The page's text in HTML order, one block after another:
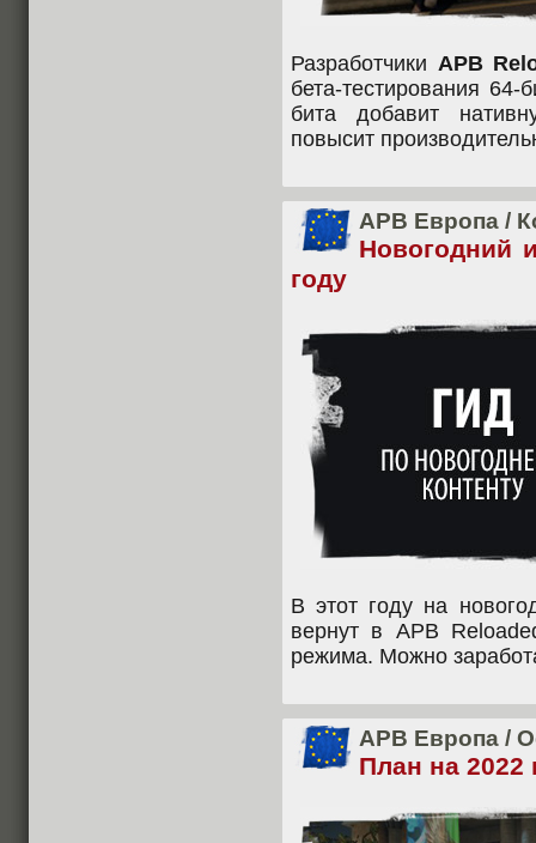
Разработчики APB
бета-тестирования
бита добавит
повысит
APB Европа /
Новогодний
году
В этот году на
вернут в APB
режима. Можно
APB Европа /
План на 2022